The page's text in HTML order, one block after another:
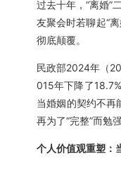
过去十年，“离婚”
友聚会时若聊起“
彻底颠覆。
民政部2024年（
015年下降了
当婚姻的契约不再
再为了“完整”而勉
个人价值观重塑：